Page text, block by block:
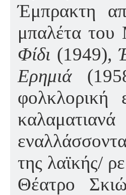
Έμπρακτη
μπαλέτα
Φίδι (1949),
Ερημιά
της λαϊκής/
Θέατρο